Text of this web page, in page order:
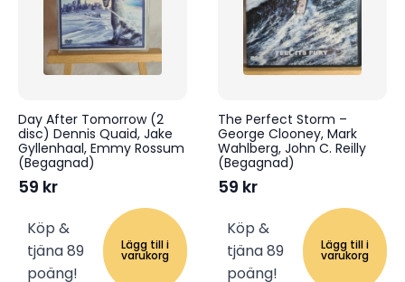
Day After Tomorrow (2
disc) Dennis Quaid, Jake
Gyllenhaal, Emmy Rossum
(Begagnad)
59 kr
Köp &
tjäna 89
poäng!
Lägg till i
varukorg
The Perfect Storm –
George Clooney, Mark
Wahlberg, John C. Reilly
(Begagnad)
59 kr
Köp &
tjäna 89
poäng!
Lägg till i
varukorg